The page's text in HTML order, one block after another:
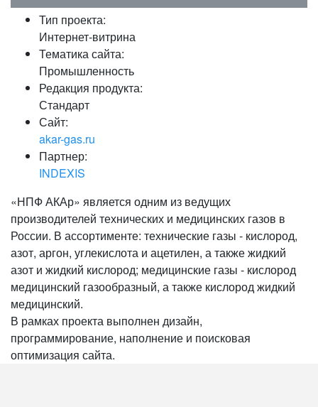
Забыли свой пароль?
или войдите с помощью
Тип проекта:
Интернет-витрина
Тематика сайта:
Промышленность
Редакция продукта:
Стандарт
Сайт:
akar-gas.ru
Партнер:
INDEXIS
«НПФ АКАр» является одним из ведущих
производителей технических и медицинских газов в
России. В ассортименте: технические газы - кислород,
азот, аргон, углекислота и ацетилен, а также жидкий
азот и жидкий кислород; медицинские газы - кислород
медицинский газообразный, а также кислород жидкий
медицинский.
В рамках проекта выполнен дизайн,
программирование, наполнение и поисковая
оптимизация сайта.